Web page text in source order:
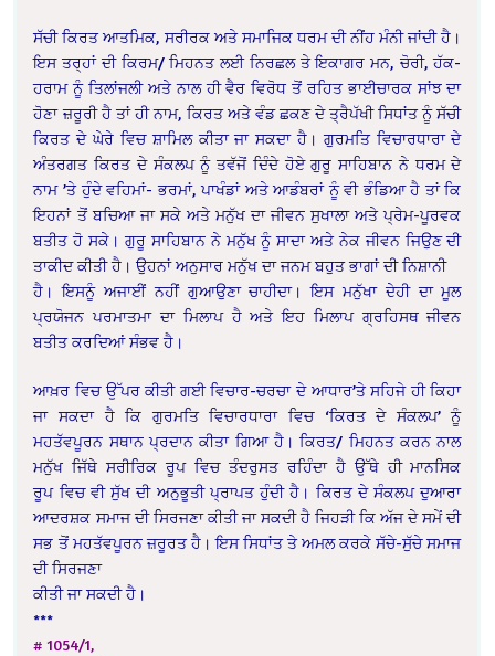
ਸੱਚੀ ਕਿਰਤ ਆਤਮਿਕ, ਸਰੀਰਕ ਅਤੇ ਸਮਾਜਿਕ ਧਰਮ ਦੀ ਨੀਂਹ ਮੰਨੀ ਜਾਂਦੀ ਹੈ।
ਇਸ ਤਰ੍ਹਾਂ ਦੀ ਕਿਰਮ/ ਮਿਹਨਤ ਲਈ ਨਿਰਛਲ ਤੇ ਇਕਾਗਰ ਮਨ, ਚੋਰੀ, ਹੱਕ-
ਹਰਾਮ ਨੂੰ ਤਿਲਾਂਜਲੀ ਅਤੇ ਨਾਲ ਹੀ ਵੈਰ ਵਿਰੋਧ ਤੋਂ ਰਹਿਤ ਭਾਈਚਾਰਕ ਸਾਂਝ ਦਾ
ਹੋਣਾ ਜ਼ਰੂਰੀ ਹੈ ਤਾਂ ਹੀ ਨਾਮ, ਕਿਰਤ ਅਤੇ ਵੰਡ ਛਕਣ ਦੇ ਤ੍ਰੈਪੱਖੀ ਸਿਧਾਂਤ ਨੂੰ ਸੱਚੀ
ਕਿਰਤ ਦੇ ਘੇਰੇ ਵਿਚ ਸ਼ਾਮਿਲ ਕੀਤਾ ਜਾ ਸਕਦਾ ਹੈ। ਗੁਰਮਤਿ ਵਿਚਾਰਧਾਰਾ ਦੇ
ਅੰਤਰਗਤ ਕਿਰਤ ਦੇ ਸੰਕਲਪ ਨੂੰ ਤਵੱਜੋਂ ਦਿੰਦੇ ਹੋਏ ਗੁਰੂ ਸਾਹਿਬਾਨ ਨੇ ਧਰਮ ਦੇ
ਨਾਮ ’ਤੇ ਹੁੰਦੇ ਵਹਿਮਾਂ- ਭਰਮਾਂ, ਪਾਖੰਡਾਂ ਅਤੇ ਆਡੰਬਰਾਂ ਨੂੰ ਵੀ ਭੰਡਿਆ ਹੈ ਤਾਂ ਕਿ
ਇਹਨਾਂ ਤੋਂ ਬਚਿਆ ਜਾ ਸਕੇ ਅਤੇ ਮਨੁੱਖ ਦਾ ਜੀਵਨ ਸੁਖਾਲਾ ਅਤੇ ਪ੍ਰੇਮ-ਪੂਰਵਕ
ਬਤੀਤ ਹੋ ਸਕੇ। ਗੁਰੂ ਸਾਹਿਬਾਨ ਨੇ ਮਨੁੱਖ ਨੂੰ ਸਾਦਾ ਅਤੇ ਨੇਕ ਜੀਵਨ ਜਿਉਣ ਦੀ
ਤਾਕੀਦ ਕੀਤੀ ਹੈ। ਉਹਨਾਂ ਅਨੁਸਾਰ ਮਨੁੱਖ ਦਾ ਜਨਮ ਬਹੁਤ ਭਾਗਾਂ ਦੀ ਨਿਸ਼ਾਨੀ
ਹੈ। ਇਸਨੂੰ ਅਜਾਈਂ ਨਹੀਂ ਗੁਆਉਣਾ ਚਾਹੀਦਾ। ਇਸ ਮਨੁੱਖਾ ਦੇਹੀ ਦਾ ਮੂਲ
ਪ੍ਰਯੋਜਨ ਪਰਮਾਤਮਾ ਦਾ ਮਿਲਾਪ ਹੈ ਅਤੇ ਇਹ ਮਿਲਾਪ ਗ੍ਰਹਿਸਥ ਜੀਵਨ
ਬਤੀਤ ਕਰਦਿਆਂ ਸੰਭਵ ਹੈ।
ਆਖ਼ਰ ਵਿਚ ਉੱਪਰ ਕੀਤੀ ਗਈ ਵਿਚਾਰ-ਚਰਚਾ ਦੇ ਆਧਾਰ’ਤੇ ਸਹਿਜੇ ਹੀ ਕਿਹਾ
ਜਾ ਸਕਦਾ ਹੈ ਕਿ ਗੁਰਮਤਿ ਵਿਚਾਰਧਾਰਾ ਵਿਚ
‘ਕਿਰਤ ਦੇ ਸੰਕਲਪ’ ਨੂੰ
ਮਹਤੱਵਪੂਰਨ ਸਥਾਨ ਪ੍ਰਦਾਨ ਕੀਤਾ ਗਿਆ ਹੈ। ਕਿਰਤ/ ਮਿਹਨਤ ਕਰਨ ਨਾਲ
ਮਨੁੱਖ ਜਿੱਥੇ ਸਰੀਰਿਕ ਰੂਪ ਵਿਚ ਤੰਦਰੁਸਤ ਰਹਿੰਦਾ ਹੈ ਉੱਥੇ ਹੀ ਮਾਨਸਿਕ
ਰੂਪ ਵਿਚ ਵੀ ਸੁੱਖ ਦੀ ਅਨੁਭੂਤੀ ਪ੍ਰਾਪਤ ਹੁੰਦੀ ਹੈ। ਕਿਰਤ ਦੇ ਸੰਕਲਪ ਦੁਆਰਾ
ਆਦਰਸ਼ਕ ਸਮਾਜ ਦੀ ਸਿਰਜਣਾ ਕੀਤੀ ਜਾ ਸਕਦੀ ਹੈ ਜਿਹੜੀ ਕਿ ਅੱਜ ਦੇ ਸਮੇਂ ਦੀ
ਸਭ ਤੋਂ ਮਹਤੱਵਪੂਰਨ ਜ਼ਰੂਰਤ ਹੈ। ਇਸ ਸਿਧਾਂਤ ਤੇ ਅਮਲ ਕਰਕੇ ਸੱਚੇ-ਸੁੱਚੇ ਸਮਾਜ
ਦੀ ਸਿਰਜਣਾ
ਕੀਤੀ ਜਾ ਸਕਦੀ ਹੈ।
***
# 1054/1,